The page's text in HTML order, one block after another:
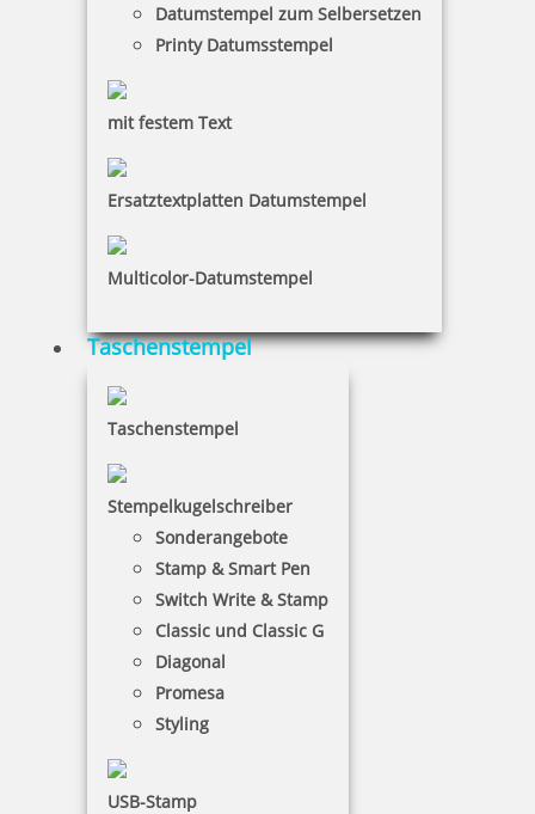
Datumstempel zum Selbersetzen
Printy Datumsstempel
mit festem Text
Ersatztextplatten Datumstempel
Multicolor-Datumstempel
Taschenstempel
Taschenstempel
Stempelkugelschreiber
Sonderangebote
Stamp & Smart Pen
Switch Write & Stamp
Classic und Classic G
Diagonal
Promesa
Styling
USB-Stamp
trodat LITTLE DOTs RECHENRALLY Plus Minus Rechenroller Set
10,35 €
inkl. 19 % Mwst.
Bestellen
Trodat Deine Dinge Stempel mit Textplatte
24,95 €
Jetzt gestalten